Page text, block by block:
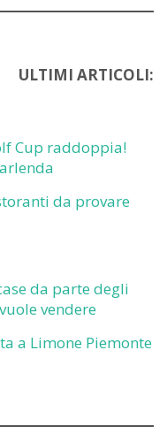
ULTIMI ARTICOLI:
Cup raddoppia!
da provare
da parte degli
vendere
a Limone Piemonte